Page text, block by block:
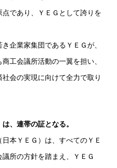
であり、ＹＥＧとして誇りを
企業家集団であるＹＥＧが、
工会議所活動の一翼を担い、
会の実現に向けて全力で取り
、連帯の証となる。
本ＹＥＧ）は、すべてのＹＥ
所の方針を踏まえ、ＹＥＧ